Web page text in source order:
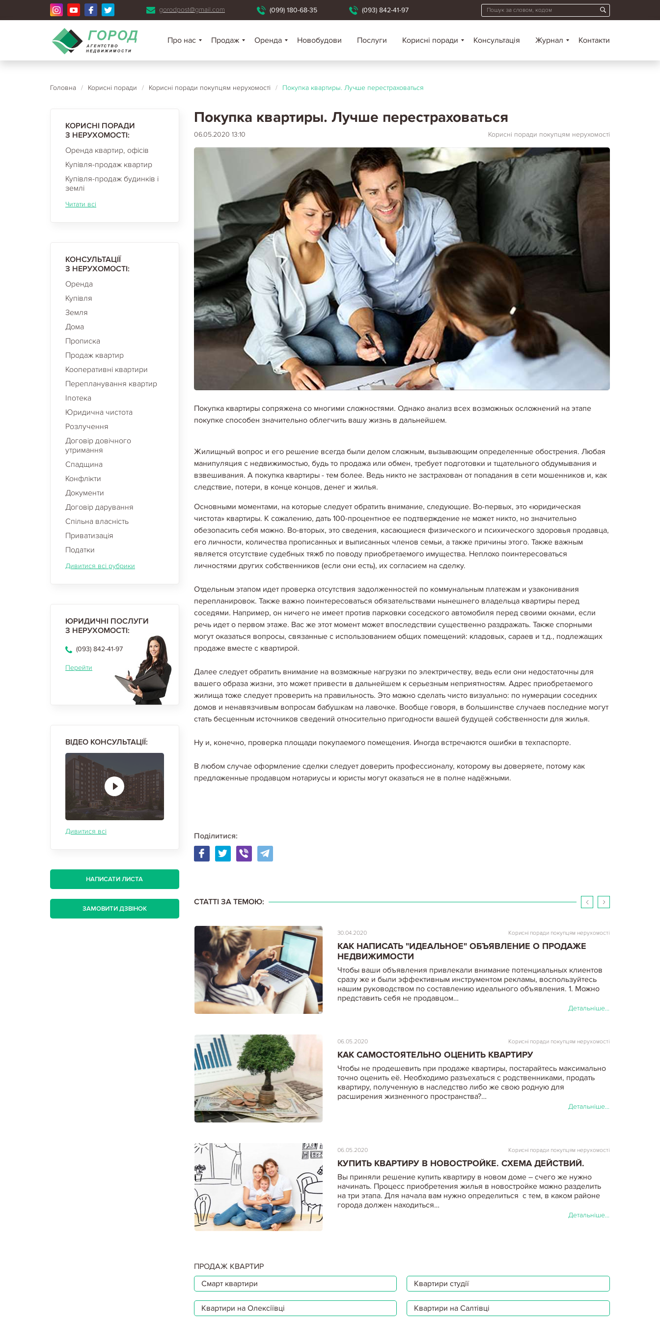
gorodpost@gmail.com (099) 180-68-35 (093) 842-41-97
Про нас Продаж Оренда Новобудови Послуги Корисні поради Консультація Журнал Контакти
Головна / Корисні поради / Корисні поради покупцям нерухомості / Покупка квартиры. Лучше перестраховаться
КОРИСНІ ПОРАДИ
З НЕРУХОМОСТІ:
Оренда квартир, офісів
Купівля-продаж квартир
Купівля-продаж будинків і
землі
Читати всі
КОНСУЛЬТАЦІЇ
З НЕРУХОМОСТІ:
Оренда
Купівля
Земля
Дома
Прописка
Продаж квартир
Кооперативні квартири
Перепланування квартир
Іпотека
Юридична чистота
Розлучення
Договір довічного
утримання
Спадщина
Конфлікти
Документи
Договір дарування
Спільна власність
Приватизація
Податки
Дивитися всі рубрики
ЮРИДИЧНІ ПОСЛУГИ
З НЕРУХОМОСТІ:
(093) 842-41-97
Перейти
ВІДЕО КОНСУЛЬТАЦІЇ:
Дивитися всі
НАПИСАТИ ЛИСТА
ЗАМОВИТИ ДЗВІНОК
Покупка квартиры. Лучше перестраховаться
06.05.2020 13:10 Корисні поради покупцям нерухомості
Покупка квартиры сопряжена со многими сложностями. Однако анализ всех возможных осложнений на этапе
покупке способен значительно облегчить вашу жизнь в дальнейшем.
Жилищный вопрос и его решение всегда были делом сложным, вызывающим определенные обострения. Любая
манипуляция с недвижимостью, будь то продажа или обмен, требует подготовки и тщательного обдумывания и
взвешивания. А покупка квартиры - тем более. Ведь никто не застрахован от попадания в сети мошенников и, как
следствие, потери, в конце концов, денег и жилья.
Основными моментами, на которые следует обратить внимание, следующие. Во-первых, это «юридическая
чистота» квартиры. К сожалению, дать 100-процентное ее подтверждение не может никто, но значительно
обезопасить себя можно. Во-вторых, это сведения, касающиеся физического и психического здоровья продавца,
его личности, количества прописанных и выписанных членов семьи, а также причины этого. Также важным
является отсутствие судебных тяжб по поводу приобретаемого имущества. Неплохо поинтересоваться
личностями других собственников (если они есть), их согласием на сделку.
Отдельным этапом идет проверка отсутствия задолженностей по коммунальным платежам и узаконивания
перепланировок. Также важно поинтересоваться обязательствами нынешнего владельца квартиры перед
соседями. Например, он ничего не имеет против парковки соседского автомобиля перед своими окнами, если
речь идет о первом этаже. Вас же этот момент может впоследствии существенно раздражать. Также спорными
могут оказаться вопросы, связанные с использованием общих помещений: кладовых, сараев и т.д., подлежащих
продаже вместе с квартирой.
Далее следует обратить внимание на возможные нагрузки по электричеству, ведь если они недостаточны для
вашего образа жизни, это может привести в дальнейшем к серьезным неприятностям. Адрес приобретаемого
жилища тоже следует проверить на правильность. Это можно сделать чисто визуально: по нумерации соседних
домов и ненавязчивым вопросам бабушкам на лавочке. Вообще говоря, в большинстве случаев последние могут
стать бесценным источников сведений относительно пригодности вашей будущей собственности для жилья.
Ну и, конечно, проверка площади покупаемого помещения. Иногда встречаются ошибки в техпаспорте.
В любом случае оформление сделки следует доверить профессионалу, которому вы доверяете, потому как
предложенные продавцом нотариусы и юристы могут оказаться не в полне надёжными.
Поділитися:
СТАТТІ ЗА ТЕМОЮ:
ПОКУПКА НЕДВИЖИМОСТИ У ЗАСТРОЙЩИКА. КАК
ЗАЩИТИТЬСЯ ОТ МОШЕННИЧЕСТВА ПРИ ПОКУПКИ
ПЕРВИЧКИ.
исходить отнюдь не из дешевизны…
Детальніше...
06.05.2020 Корисні поради покупцям нерухомості
У квартир на первых этажах есть как минусы та и плюсы Дело в том, что
спросом. Поэтому-то, и цена ниже. Как правило, квартиры, расположенные
на первых этажах…
30.04.2020 Корисні поради покупцям нерухомості
КАК НАПИСАТЬ "ИДЕАЛЬНОЕ" ОБЪЯВЛЕНИЕ О ПРОДАЖЕ
НЕДВИЖИМОСТИ
Чтобы ваши объявления привлекали внимание потенциальных клиентов
сразу же и были эффективным инструментом рекламы, воспользуйтесь
нашим руководством по составлению идеального объявления. 1. Можно
представить себя не продавцом…
Детальніше...
06.05.2020 Корисні поради покупцям нерухомості
КАК САМОСТОЯТЕЛЬНО ОЦЕНИТЬ КВАРТИРУ
Чтобы не продешевить при продаже квартиры, постарайтесь максимально
точно оценить её. Необходимо разъехаться с родственниками, продать
квартиру, полученную в наследство либо же свою родную для
расширения жизненного пространства?…
Детальніше...
06.05.2020 Корисні поради покупцям нерухомості
КУПИТЬ КВАРТИРУ В НОВОСТРОЙКЕ. СХЕМА ДЕЙСТВИЙ.
Вы приняли решение купить квартиру в новом доме – счего же нужно
начинать. Процесс приобретения жилья в новостройке можно разделить
на три этапа. Для начала вам нужно определиться с тем, в каком районе
города должен находиться…
Детальніше...
ЗАЛОГОВОЙ КВАРТИРЫ. - ПОЛЕЗНЫЕ СОВЕТЫ
среднерыночной стоимости – заманчивая перспектива. Это вполне
реально сделать на открытых торгах. А вот банки предпочитают продавать
ПРОДАЖ КВАРТИР
Смарт квартири
Квартири студії
Квартири на Олексіївці Квартири на Салтівці